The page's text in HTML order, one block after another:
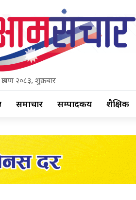
२०८३, शुक्रबार
समाचार सम्पादकीय शैक्षिक